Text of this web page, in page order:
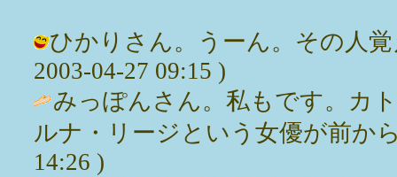
ひかりさん。うーん。その人
2003-04-27 09:15 )
みっぽんさん。私もです。カ
ルナ・リージという女優が前か
14:26 )